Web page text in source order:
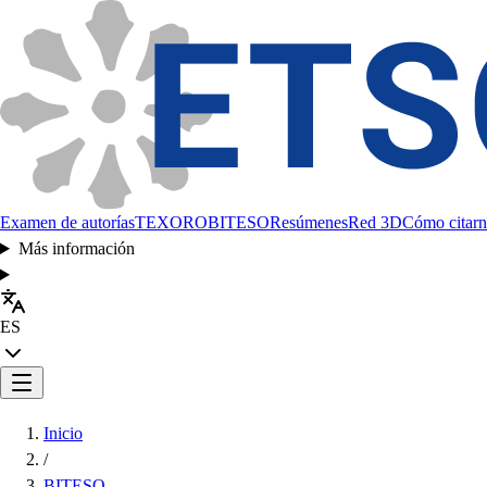
Examen de autoríasTEXOROBITESOResúmenesRed 3DCómo
Más información
ES
Inicio
/